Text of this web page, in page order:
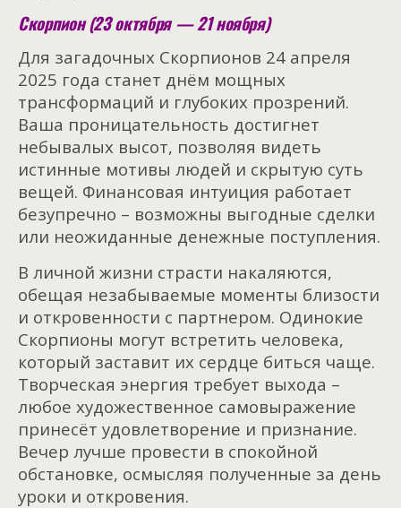
Скорпион (23 октября — 21 ноября)
Для загадочных Скорпионов 24 апреля
2025 года станет днём мощных
трансформаций и глубоких прозрений.
Ваша проницательность достигнет
небывалых высот, позволяя видеть
истинные мотивы людей и скрытую суть
вещей. Финансовая интуиция работает
безупречно – возможны выгодные сделки
или неожиданные денежные поступления.
В личной жизни страсти накаляются,
обещая незабываемые моменты близости
и откровенности с партнером. Одинокие
Скорпионы могут встретить человека,
который заставит их сердце биться чаще.
Творческая энергия требует выхода –
любое художественное самовыражение
принесёт удовлетворение и признание.
Вечер лучше провести в спокойной
обстановке, осмысляя полученные за день
уроки и откровения.